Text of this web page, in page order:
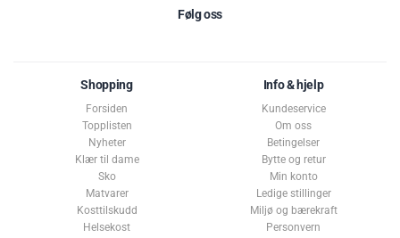
Følg oss
Shopping
Forsiden
Topplisten
Nyheter
Klær til dame
Sko
Matvarer
Kosttilskudd
Helsekost
Info & hjelp
Kundeservice
Om oss
Betingelser
Bytte og retur
Min konto
Ledige stillinger
Miljø og bærekraft
Personvern